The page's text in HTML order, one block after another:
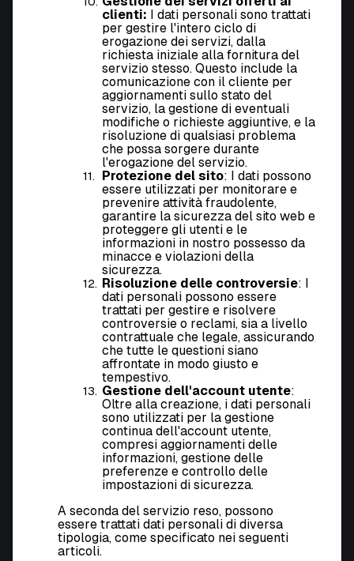
clienti: I dati personali sono trattati
per gestire l'intero ciclo di
erogazione dei servizi, dalla
richiesta iniziale alla fornitura del
servizio stesso. Questo include la
comunicazione con il cliente per
aggiornamenti sullo stato del
servizio, la gestione di eventuali
modifiche o richieste aggiuntive, e la
risoluzione di qualsiasi problema
che possa sorgere durante
l'erogazione del servizio.
Protezione del sito: I dati possono
essere utilizzati per monitorare e
prevenire attività fraudolente,
garantire la sicurezza del sito web e
proteggere gli utenti e le
informazioni in nostro possesso da
minacce e violazioni della
sicurezza.
Risoluzione delle controversie: I
dati personali possono essere
trattati per gestire e risolvere
controversie o reclami, sia a livello
contrattuale che legale, assicurando
che tutte le questioni siano
affrontate in modo giusto e
tempestivo.
Gestione dell'account utente:
Oltre alla creazione, i dati personali
sono utilizzati per la gestione
continua dell'account utente,
compresi aggiornamenti delle
informazioni, gestione delle
preferenze e controllo delle
impostazioni di sicurezza.
A seconda del servizio reso, possono
essere trattati dati personali di diversa
tipologia, come specificato nei seguenti
articoli.